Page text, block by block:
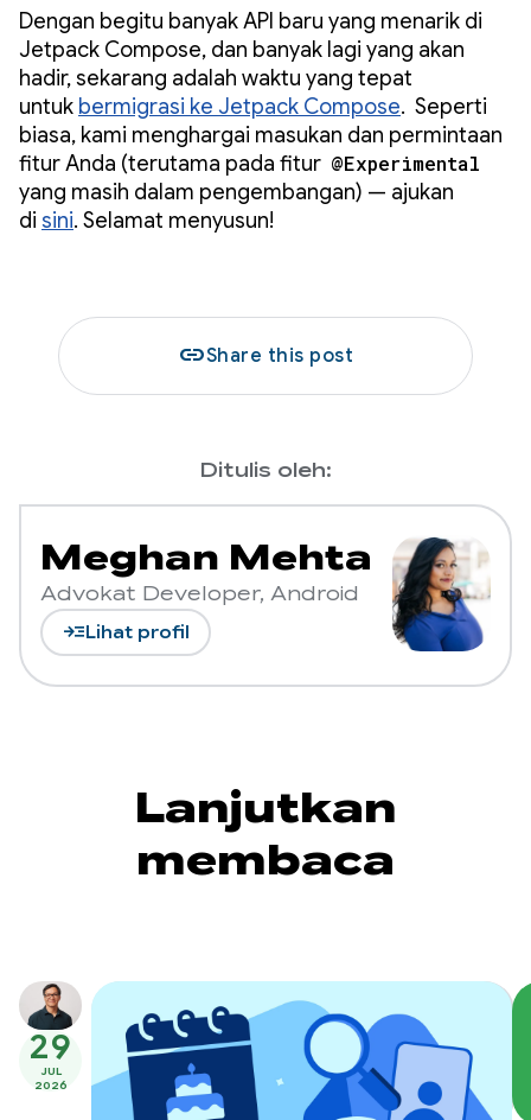
Dengan begitu banyak API baru yang menarik di
Jetpack Compose, dan banyak lagi yang akan
hadir, sekarang adalah waktu yang tepat
untuk bermigrasi ke Jetpack Compose. Seperti
biasa, kami menghargai masukan dan permintaan
fitur Anda (terutama pada fitur @Experimental
yang masih dalam pengembangan) — ajukan
di sini. Selamat menyusun!
linkShare this post
Ditulis oleh:
Meghan Mehta
Advokat Developer, Android
read_moreLihat profil
Lanjutkan
membaca
29
JUL
2026